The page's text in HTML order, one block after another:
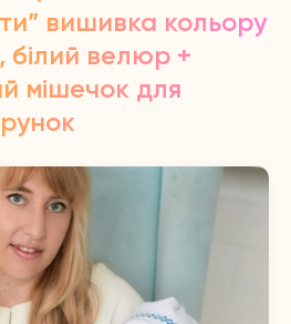
вишивка кольору
білий велюр +
мішечок для